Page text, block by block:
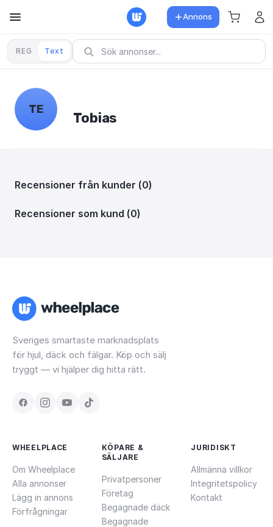
Annons
REG Text
TE
Tobias
Recensioner från kunder (0)
Recensioner som kund (0)
Sveriges smartaste marknadsplats
för hjul, däck och fälgar. Köp och sälj
tryggt — vi hjälper dig hitta rätt.
WHEELPLACE
Om Wheelplace
Alla annonser
Lägg in annons
Förfrågningar
KÖPARE &
SÄLJARE
Privatpersoner
Företag
Begagnade däck
Begagnade
JURIDISKT
Allmänna villkor
Integritetspolicy
Kontakt